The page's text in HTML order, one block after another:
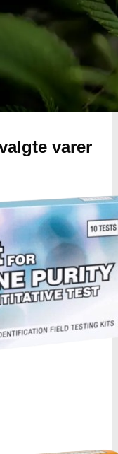
varer